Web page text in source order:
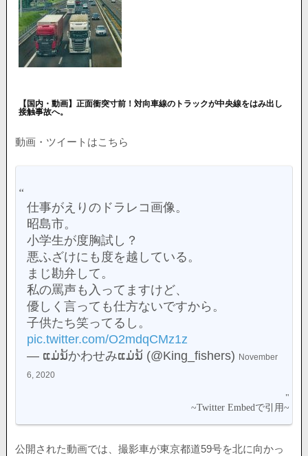
【国内・動画】正面衝突寸前！対向車線のトラックが中央線をはみ出し
接触事故へ。
動画・ツイートはこちら
仕事がえりのドラレコ画像。
昭島市。
小学生が度胸試し？
悪ふざけにも度を越している。
まじ勘弁して。
私の罵声も入ってますけど、
優しく言っても仕方ないですから。
子供たち笑ってるし。
pic.twitter.com/O2mdqCMz1z
— ແມ່ນ້かわせみແມ່ນ້ (@King_fishers) November
6, 2020
公開された動画では、撮影車が東京都道59号を北に向かっ